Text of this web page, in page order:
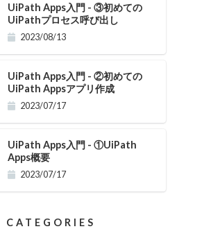
UiPath Apps入門 - ③初めての
UiPathプロセス呼び出し
2023/08/13
UiPath Apps入門 - ②初めての
UiPath Appsアプリ作成
2023/07/17
UiPath Apps入門 - ①UiPath
Apps概要
2023/07/17
CATEGORIES